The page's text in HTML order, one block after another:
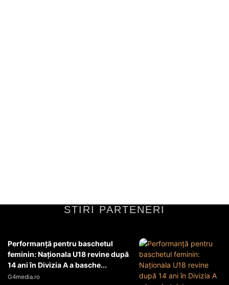
STIRI PARTENERI
Performanță pentru baschetul
feminin: Naționala U18 revine după
14 ani în Divizia A a basche...
G4media.ro